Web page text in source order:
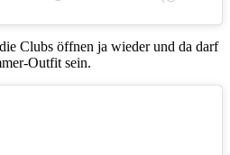
Clubs öffnen ja wieder und da darf
Outfit sein.